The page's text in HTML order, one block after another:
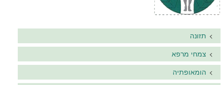
תזונה
צמחי מרפא
הומאופתיה